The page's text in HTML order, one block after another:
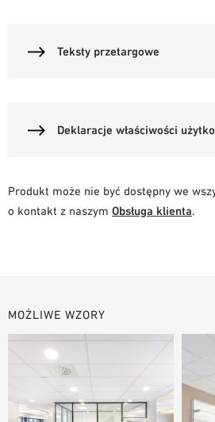
Teksty przetargowe
Deklaracje właściwości
Produkt może nie być dostępny we
o kontakt z naszym Obsługa klienta.
MOŻLIWE WZORY